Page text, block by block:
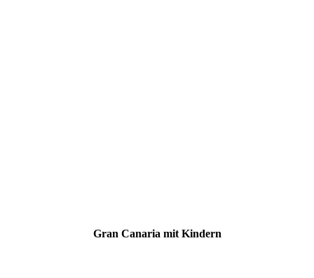
Gran Canaria mit Kindern